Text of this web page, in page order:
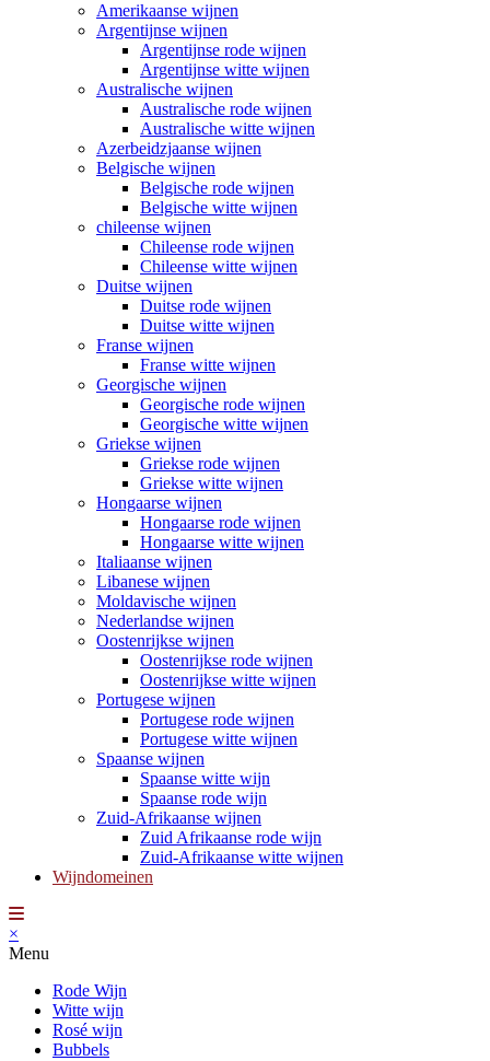
Amerikaanse wijnen
Argentijnse wijnen
Argentijnse rode wijnen
Argentijnse witte wijnen
Australische wijnen
Australische rode wijnen
Australische witte wijnen
Azerbeidzjaanse wijnen
Belgische wijnen
Belgische rode wijnen
Belgische witte wijnen
chileense wijnen
Chileense rode wijnen
Chileense witte wijnen
Duitse wijnen
Duitse rode wijnen
Duitse witte wijnen
Franse wijnen
Franse witte wijnen
Georgische wijnen
Georgische rode wijnen
Georgische witte wijnen
Griekse wijnen
Griekse rode wijnen
Griekse witte wijnen
Hongaarse wijnen
Hongaarse rode wijnen
Hongaarse witte wijnen
Italiaanse wijnen
Libanese wijnen
Moldavische wijnen
Nederlandse wijnen
Oostenrijkse wijnen
Oostenrijkse rode wijnen
Oostenrijkse witte wijnen
Portugese wijnen
Portugese rode wijnen
Portugese witte wijnen
Spaanse wijnen
Spaanse witte wijn
Spaanse rode wijn
Zuid-Afrikaanse wijnen
Zuid Afrikaanse rode wijn
Zuid-Afrikaanse witte wijnen
Wijndomeinen
×
Menu
Rode Wijn
Witte wijn
Rosé wijn
Bubbels